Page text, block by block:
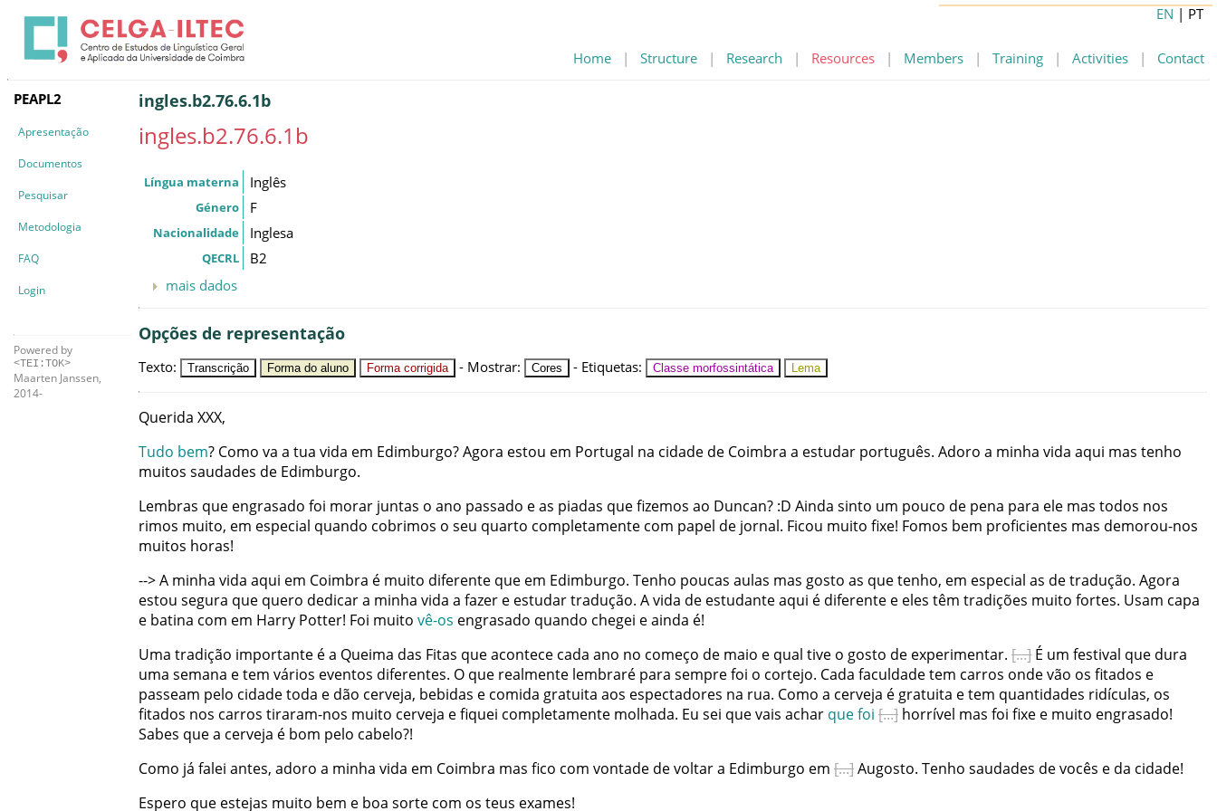
Home | Structure | Research | Resources | Members | Training | Activities | Contact
EN | PT
PEAPL2
Apresentação
Documentos
Pesquisar
Metodologia
FAQ
Login
Powered by
<TEI:TOK>
Maarten Janssen,
2014-
ingles.b2.76.6.1b
ingles.b2.76.6.1b
Língua materna Inglês
Género F
Nacionalidade Inglesa
QECRL
B2
mais dados
Opções de representação
Texto: Transcrição Forma do aluno Forma corrigida - Mostrar: Cores - Etiquetas: Classe morfossintática Lema
Querida XXX,
Tudo bem? Como va a tua vida em Edimburgo?Agora estou em Portugal na cidade de Coimbra a estudar português. Adoro a minha vida aqui mas tenho
muitos saudades de Edimburgo.
Lembras que engrasado foi morar juntas o ano passado eas piadas quefizemos ao Duncan? :D Ainda sinto um pouco de pena para ele mas todos nos
rimos muito, em especial quando cobrimos o seu quarto completamente com papel de jornal. Ficou muito fixe! Fomos bem proficientes mas demorou-nos
muitos horas!
-->A minha vida aqui em Coimbra é muito diferente que em Edimburgo. Tenho poucas aulas mas gosto as quetenho, em especial as detradução. Agora
estou segura que quero dedicara minha vida a fazer e estudartradução. Avida de estudanteaqui é diferente e eles têm tradições muito fortes. Usam capa
e batina com em Harry Potter! Foi muito vê-os engrasado quando chegei eainda é!
Uma tradição importante éa Queima das Fitas queacontece cada ano no começo de maio e qual tive o gosto de experimentar. É um festival que dura
uma semana etem vários eventos diferentes. O que realmente lembraré para semprefoi o cortejo. Cada faculdadetem carros ondevão os fitados e
passeam pelo cidadetoda e dão cerveja, bebidas e comida gratuita aos espectadores na rua. Como a cerveja é gratuita etem quantidades ridículas, os
fitados nos carros tiraram-nos muito cerveja efiquei completamente molhada. Eu sei quevais achar quefoi horrível mas foi fixe e muito engrasado!
Sabes quea cerveja é bom pelo cabelo?!
Como já falei antes, adoro a minha vida em Coimbra mas fico com vontade devoltara Edimburgo em Augosto. Tenho saudades devocês e da cidade!
Espero que estejas muito bem e boa sorte com os teus exames!